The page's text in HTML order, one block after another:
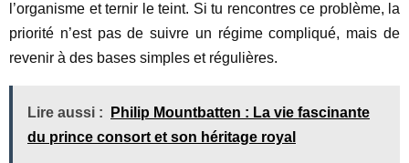
l’organisme et ternir le teint. Si tu rencontres ce problème, la
priorité n’est pas de suivre un régime compliqué, mais de
revenir à des bases simples et régulières.
Lire aussi :
Philip Mountbatten : La vie fascinante
du prince consort et son héritage royal